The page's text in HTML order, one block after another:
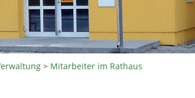
> Mitarbeiter im Rathaus